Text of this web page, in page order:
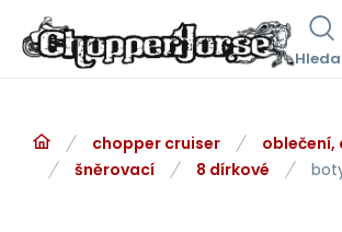
chopper cruiser
oblečení,
šněrovací
8 dírkové